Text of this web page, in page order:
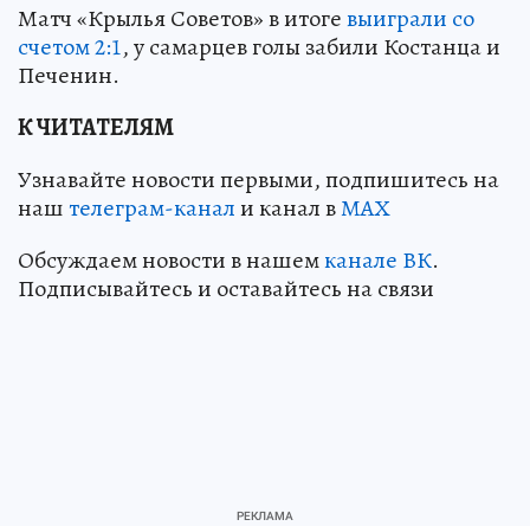
Матч «Крылья Советов» в итогевыиграли со
счетом 2:1, у самарцев голы забили Костанца и
Печенин.
К ЧИТАТЕЛЯМ
Узнавайте новости первыми, подпишитесь на
наштелеграм-канали канал вМАХ
Обсуждаем новости в нашемканале ВК.
Подписывайтесь и оставайтесь на связи